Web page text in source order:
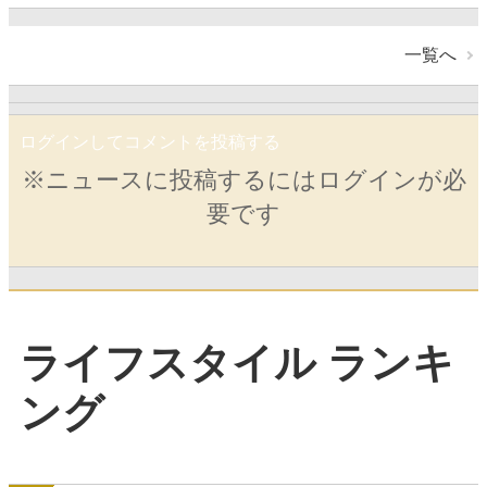
一覧へ
ログインしてコメントを投稿する
※ニュースに投稿するにはログインが必
要です
ライフスタイル ランキ
ング